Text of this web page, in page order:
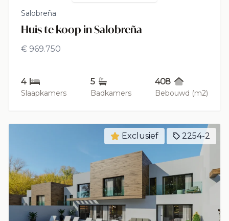
Salobreña
Huis te koop in Salobreña
€ 969.750
4
Slaapkamers
5
Badkamers
408
Bebouwd (m2)
Exclusief 2254-2